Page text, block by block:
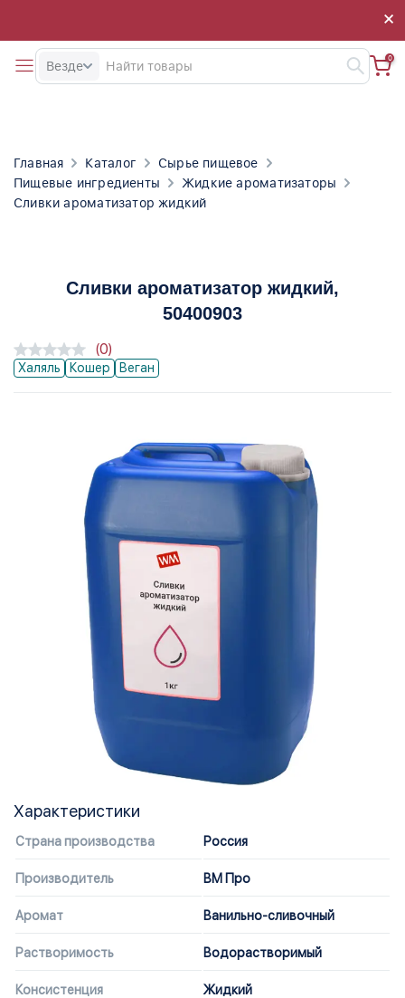
×
×
Везде
0
Главная Каталог
Сырье пищевое
Пищевые ингредиенты
Жидкие ароматизаторы
Сливки ароматизатор жидкий
Сливки ароматизатор жидкий,
50400903
Халяль Кошер Веган
(0)
Характеристики
Страна производства Россия
Производитель ВМ Про
Аромат Ванильно-сливочный
Растворимость Водорастворимый
Консистенция Жидкий